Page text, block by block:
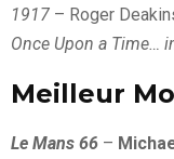
1917 – Roger
Once Upon a Time…
Meilleur
Le Mans 66 –